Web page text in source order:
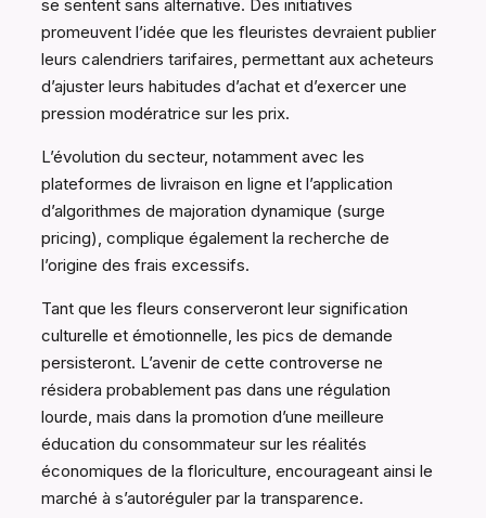
se sentent sans alternative. Des initiatives
promeuvent l’idée que les fleuristes devraient publier
leurs calendriers tarifaires, permettant aux acheteurs
d’ajuster leurs habitudes d’achat et d’exercer une
pression modératrice sur les prix.
L’évolution du secteur, notamment avec les
plateformes de livraison en ligne et l’application
d’algorithmes de majoration dynamique (surge
pricing), complique également la recherche de
l’origine des frais excessifs.
Tant que les fleurs conserveront leur signification
culturelle et émotionnelle, les pics de demande
persisteront. L’avenir de cette controverse ne
résidera probablement pas dans une régulation
lourde, mais dans la promotion d’une meilleure
éducation du consommateur sur les réalités
économiques de la floriculture, encourageant ainsi le
marché à s’autoréguler par la transparence.